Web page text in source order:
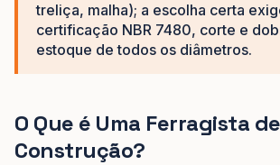
treliça, malha); a escolha certa
certificação NBR 7480, corte e
estoque de todos os diâmetros.
O Que é Uma Ferragista de
Construção?